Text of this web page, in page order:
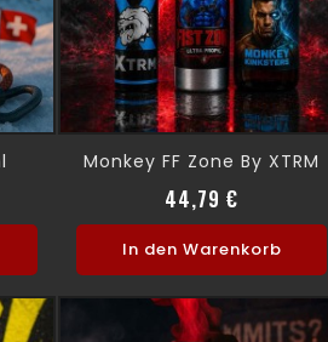
Monkey FF Zone By XTRM
44,79 €
In den Warenkorb